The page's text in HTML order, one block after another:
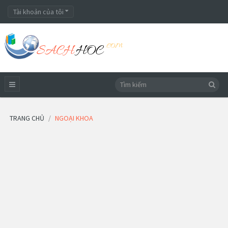
Tài khoản của tôi
TRANG CHỦ NGOẠI KHOA